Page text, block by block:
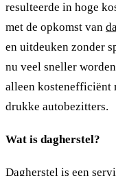
resulteerde in hoge
met de opkomst van
en uitdeuken zonder
nu veel sneller
alleen kostenefficiënt
drukke autobezitters.
Wat is dagherstel?
Dagherstel is een